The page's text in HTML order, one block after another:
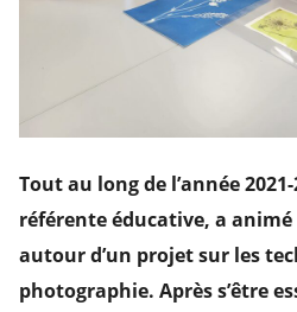
Tout au long de l’année
référente éducative, a
autour d’un projet sur les
photographie. Après s’être